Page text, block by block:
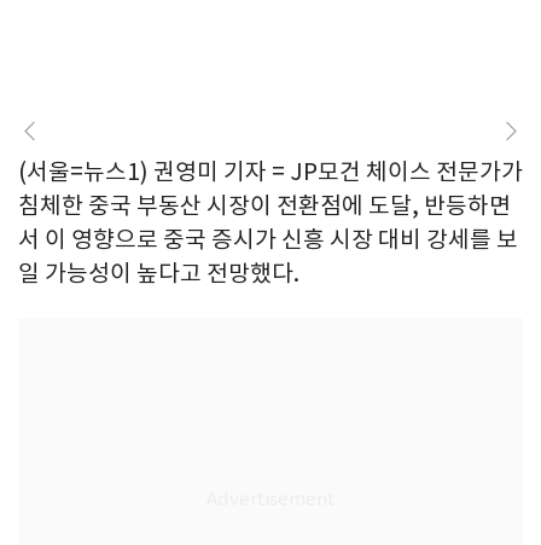
(서울=뉴스1) 권영미 기자 = JP모건 체이스 전문가가
침체한 중국 부동산 시장이 전환점에 도달, 반등하면
서 이 영향으로 중국 증시가 신흥 시장 대비 강세를 보
일 가능성이 높다고 전망했다.